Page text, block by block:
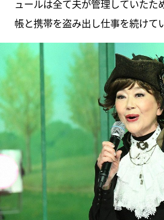
ュールは全て夫が管理していたた
帳と携帯を盗み出し仕事を続けて